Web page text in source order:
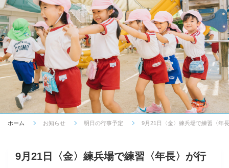
ホーム お知らせ 明日の行事予定 9月21日〈金〉練兵場で練習〈年
9月21日〈金〉練兵場で練習〈年長〉が行